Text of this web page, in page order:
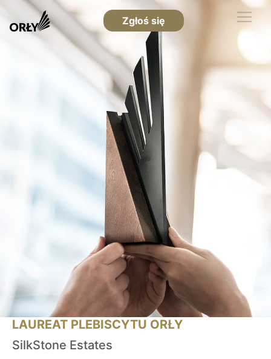
Zgłoś się
LAUREAT PLEBISCYTU ORŁY
SilkStone Estates